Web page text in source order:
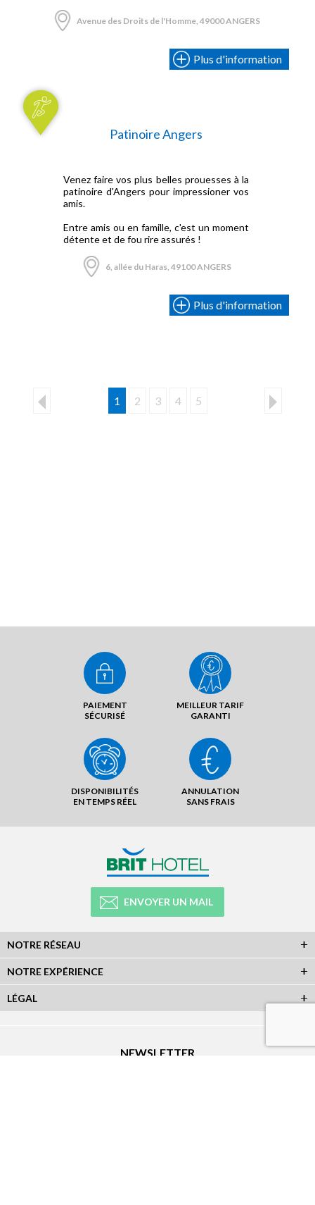
Avenue des Droits de l'Homme, 49000 ANGERS
Plus d'information
Patinoire Angers
Venez faire vos plus belles prouesses à la
patinoire d'Angers pour impressioner vos
amis.
Entre amis ou en famille, c'est un moment
détente et de fou rire assurés !
6, allée du Haras, 49100 ANGERS
Plus d'information
1 2 3 4 5
PAIEMENT
SÉCURISÉ
MEILLEUR TARIF
GARANTI
DISPONIBILITÉS
EN TEMPS RÉEL
ANNULATION
SANS FRAIS
ENVOYER UN MAIL
NOTRE RÉSEAU
NOTRE EXPÉRIENCE
LÉGAL
NEWSLETTER